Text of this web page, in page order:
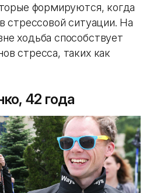
формируются, когда
стрессовой ситуации. На
ходьба способствует
стресса, таких как
42 года